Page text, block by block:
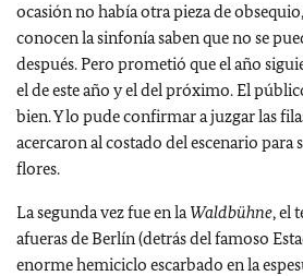
ocasión no había otra pieza de
conocen la sinfonía saben que no se
después. Pero prometió que el año
el de este año y el del próximo. El
bien. Y lo pude confirmar a juzgar las
acercaron al costado del escenario para
flores.
La segunda vez fue en laWaldbühne, el
afueras de Berlín (detrás del famoso
enorme hemiciclo escarbado en la